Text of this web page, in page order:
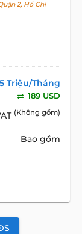
2, Hồ Chí
5 Triệu/Tháng
189 USD
(Không gồm)
Bao gồm